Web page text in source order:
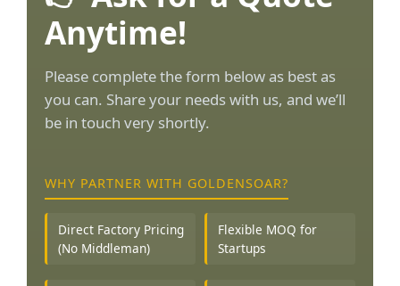
Anytime!
Please complete the form below as best as
you can. Share your needs with us, and we’ll
be in touch very shortly.
WHY PARTNER WITH GOLDENSOAR?
Direct Factory Pricing
(No Middleman)
Flexible MOQ for
Startups